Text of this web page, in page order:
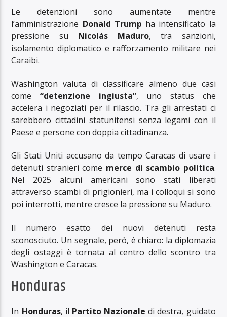
Le detenzioni sono aumentate mentre
l’amministrazione Donald Trump ha intensificato la
pressione su Nicolás Maduro, tra sanzioni,
isolamento diplomatico e rafforzamento militare nei
Caraibi.
Washington valuta di classificare almeno due casi
come“detenzione ingiusta”, uno status che
accelera i negoziati per il rilascio. Tra gli arrestati ci
sarebbero cittadini statunitensi senza legami con il
Paese e persone con doppia cittadinanza.
Gli Stati Uniti accusano da tempo Caracas di usare i
detenuti stranieri come merce di scambio politica.
Nel 2025 alcuni americani sono stati liberati
attraverso scambi di prigionieri, ma i colloqui si sono
poi interrotti, mentre cresce la pressione su Maduro.
Il numero esatto dei nuovi detenuti resta
sconosciuto. Un segnale, però, è chiaro: la diplomazia
degli ostaggi è tornata al centro dello scontro tra
Washington e Caracas.
Honduras
In Honduras, il Partito Nazionale di destra, guidato